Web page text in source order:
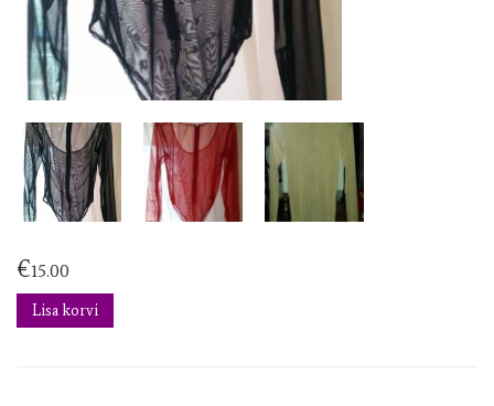
€15.00
Lisa korvi